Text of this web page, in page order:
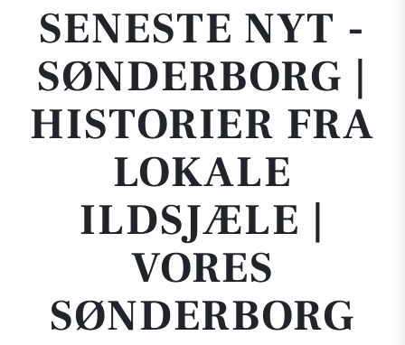
SENESTE NYT -
SØNDERBORG |
HISTORIER FRA
LOKALE
ILDSJÆLE |
VORES
SØNDERBORG